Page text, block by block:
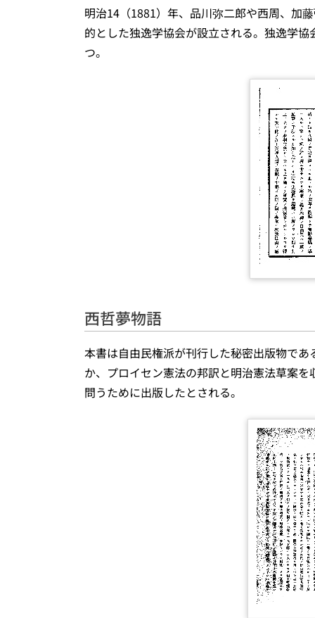
明治14（1881）年、品川弥二郎や西周、加
的とした独逸学協会が設立される。独逸学
つ。
西哲夢物語
本書は自由民権派が刊行した秘密出版物で
か、プロイセン憲法の邦訳と明治憲法草案
問うために出版したとされる。